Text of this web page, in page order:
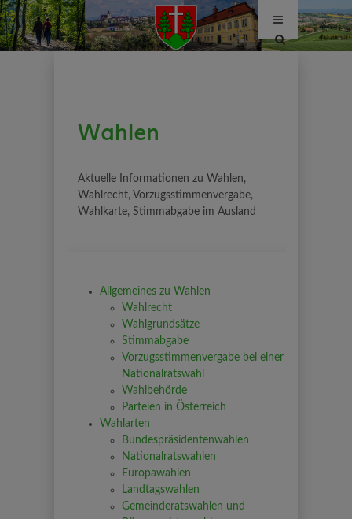
Site
search
Wahlen
Aktuelle Informationen zu Wahlen,
Wahlrecht, Vorzugsstimmenvergabe,
Wahlkarte, Stimmabgabe im Ausland
Allgemeines zu Wahlen
Wahlrecht
Wahlgrundsätze
Stimmabgabe
Vorzugsstimmenvergabe bei einer
Nationalratswahl
Wahlbehörde
Parteien in Österreich
Wahlarten
Bundespräsidentenwahlen
Nationalratswahlen
Europawahlen
Landtagswahlen
Gemeinderatswahlen und